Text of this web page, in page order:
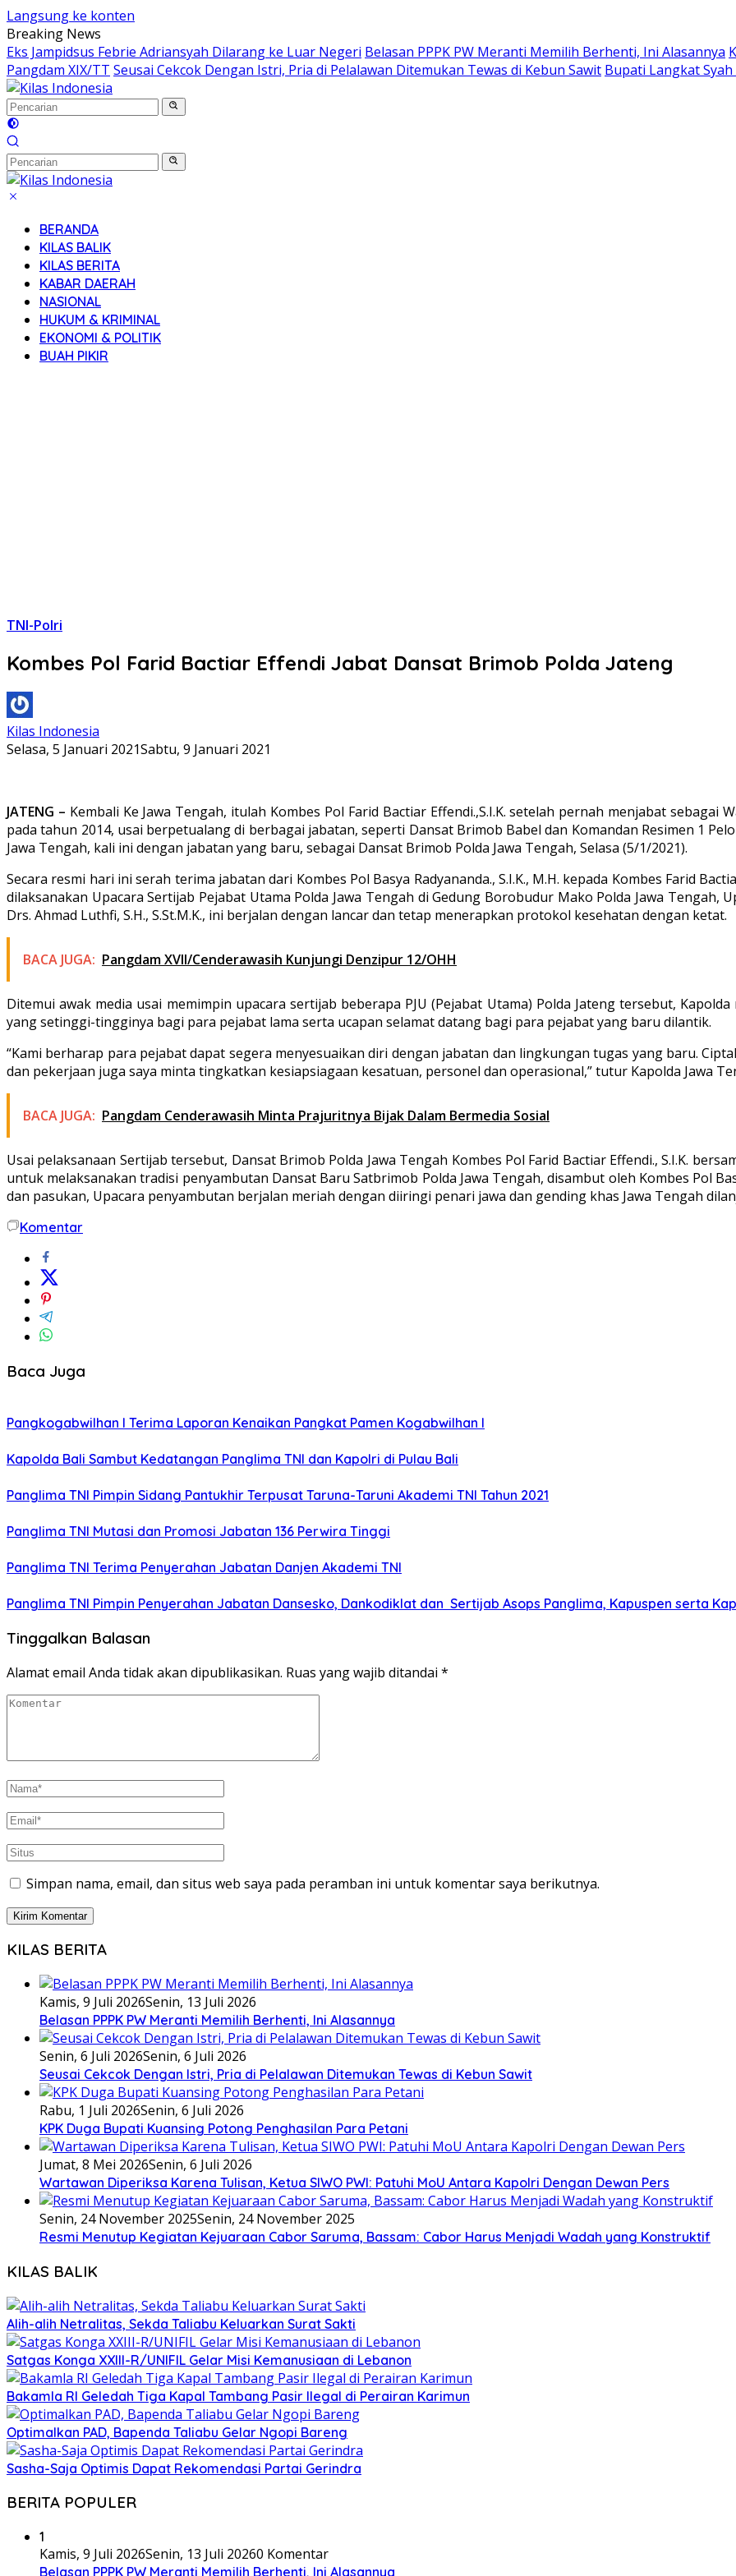
Langsung ke konten
Breaking News
Eks Jampidsus Febrie Adriansyah Dilarang ke Luar Negeri Belasan PPPK PW Meranti Memilih Berhenti, Ini Alasannya
Pangdam XIX/TT Seusai Cekcok Dengan Istri, Pria di Pelalawan Ditemukan Tewas di Kebun Sawit Bupati Langkat
BERANDA
KILAS BALIK
KILAS BERITA
KABAR DAERAH
NASIONAL
HUKUM & KRIMINAL
EKONOMI & POLITIK
BUAH PIKIR
TNI-Polri
Kombes Pol Farid Bactiar Effendi Jabat Dansat Brimob Polda Jateng
Kilas Indonesia
Selasa, 5 Januari 2021Sabtu, 9 Januari 2021
JATENG – Kembali Ke Jawa Tengah, itulah Kombes Pol Farid Bactiar Effendi.,S.I.K. setelah pernah menjabat sebagai
pada tahun 2014, usai berpetualang di berbagai jabatan, seperti Dansat Brimob Babel dan Komandan Resimen 1
Jawa Tengah, kali ini dengan jabatan yang baru, sebagai Dansat Brimob Polda Jawa Tengah, Selasa (5/1/2021).
Secara resmi hari ini serah terima jabatan dari Kombes Pol Basya Radyananda., S.I.K., M.H. kepada Kombes Farid
dilaksanakan Upacara Sertijab Pejabat Utama Polda Jawa Tengah di Gedung Borobudur Mako Polda Jawa Tengah,
Drs. Ahmad Luthfi, S.H., S.St.M.K., ini berjalan dengan lancar dan tetap menerapkan protokol kesehatan dengan ketat.
BACA JUGA: Pangdam XVII/Cenderawasih Kunjungi Denzipur 12/OHH
Ditemui awak media usai memimpin upacara sertijab beberapa PJU (Pejabat Utama) Polda Jateng tersebut,
yang setinggi-tingginya bagi para pejabat lama serta ucapan selamat datang bagi para pejabat yang baru dilantik.
“Kami berharap para pejabat dapat segera menyesuaikan diri dengan jabatan dan lingkungan tugas yang baru.
dan pekerjaan juga saya minta tingkatkan kesiapsiagaan kesatuan, personel dan operasional,” tutur Kapolda Jawa
BACA JUGA: Pangdam Cenderawasih Minta Prajuritnya Bijak Dalam Bermedia Sosial
Usai pelaksanaan Sertijab tersebut, Dansat Brimob Polda Jawa Tengah Kombes Pol Farid Bactiar Effendi., S.I.K.
untuk melaksanakan tradisi penyambutan Dansat Baru Satbrimob Polda Jawa Tengah, disambut oleh Kombes Pol
dan pasukan, Upacara penyambutan berjalan meriah dengan diiringi penari jawa dan gending khas Jawa Tengah
Komentar
Baca Juga
Pangkogabwilhan I Terima Laporan Kenaikan Pangkat Pamen Kogabwilhan I
Kapolda Bali Sambut Kedatangan Panglima TNI dan Kapolri di Pulau Bali
Panglima TNI Pimpin Sidang Pantukhir Terpusat Taruna-Taruni Akademi TNI Tahun 2021
Panglima TNI Mutasi dan Promosi Jabatan 136 Perwira Tinggi
Panglima TNI Terima Penyerahan Jabatan Danjen Akademi TNI
Panglima TNI Pimpin Penyerahan Jabatan Dansesko, Dankodiklat dan Sertijab Asops Panglima, Kapuspen serta
Tinggalkan Balasan
Alamat email Anda tidak akan dipublikasikan. Ruas yang wajib ditandai *
Simpan nama, email, dan situs web saya pada peramban ini untuk komentar saya berikutnya.
KILAS BERITA
Kamis, 9 Juli 2026Senin, 13 Juli 2026
Belasan PPPK PW Meranti Memilih Berhenti, Ini Alasannya
Senin, 6 Juli 2026Senin, 6 Juli 2026
Seusai Cekcok Dengan Istri, Pria di Pelalawan Ditemukan Tewas di Kebun Sawit
Rabu, 1 Juli 2026Senin, 6 Juli 2026
KPK Duga Bupati Kuansing Potong Penghasilan Para Petani
Jumat, 8 Mei 2026Senin, 6 Juli 2026
Wartawan Diperiksa Karena Tulisan, Ketua SIWO PWI: Patuhi MoU Antara Kapolri Dengan Dewan Pers
Senin, 24 November 2025Senin, 24 November 2025
Resmi Menutup Kegiatan Kejuaraan Cabor Saruma, Bassam: Cabor Harus Menjadi Wadah yang Konstruktif
KILAS BALIK
Alih-alih Netralitas, Sekda Taliabu Keluarkan Surat Sakti
Satgas Konga XXIII-R/UNIFIL Gelar Misi Kemanusiaan di Lebanon
Bakamla RI Geledah Tiga Kapal Tambang Pasir Ilegal di Perairan Karimun
Optimalkan PAD, Bapenda Taliabu Gelar Ngopi Bareng
Sasha-Saja Optimis Dapat Rekomendasi Partai Gerindra
BERITA POPULER
1
Kamis, 9 Juli 2026Senin, 13 Juli 20260 Komentar
Belasan PPPK PW Meranti Memilih Berhenti, Ini Alasannya